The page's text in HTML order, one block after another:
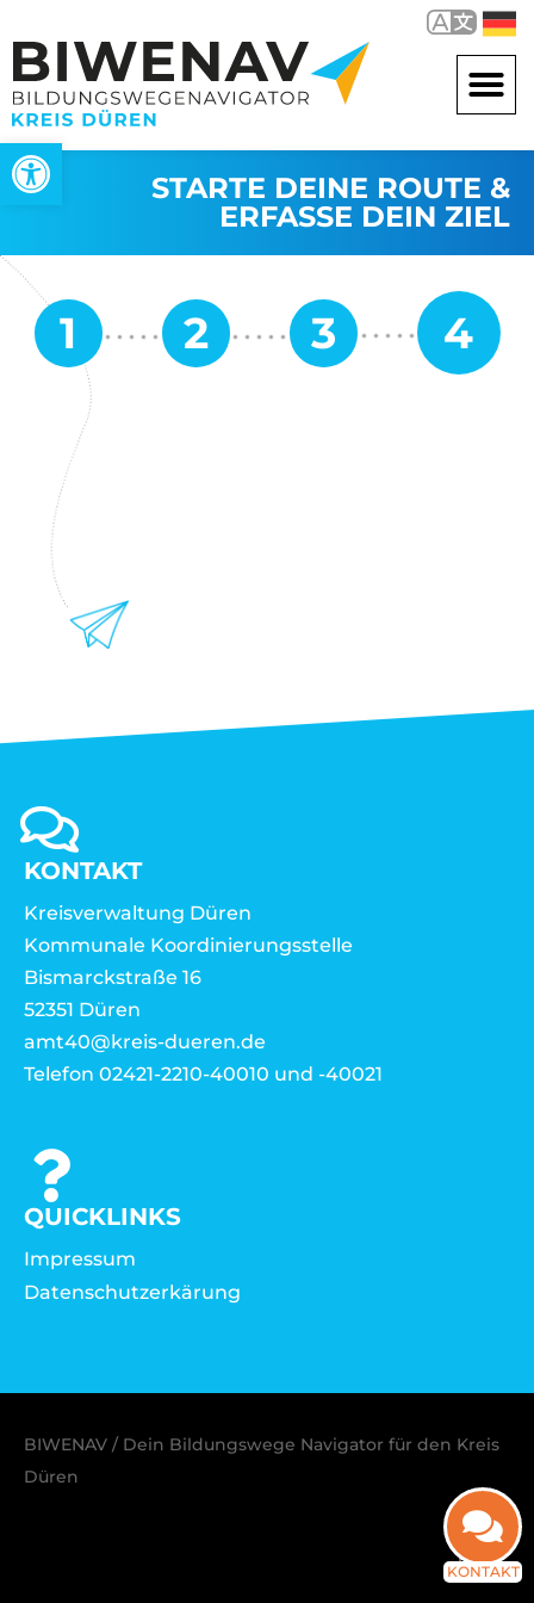
Werkzeugleiste öffnen
STARTE DEINE ROUTE &
ERFASSE DEIN ZIEL
KONTAKT
Kreisverwaltung Düren
Kommunale Koordinierungsstelle
Bismarckstraße 16
52351 Düren
amt40@kreis-dueren.de
Telefon 02421-2210-40010 und -40021
QUICKLINKS
Impressum
Datenschutzerkärung
BIWENAV / Dein Bildungswege Navigator für den Kreis
Düren
KONTAKT